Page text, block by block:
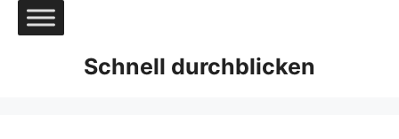
Zum
Inhalt
Schnell durchblicken